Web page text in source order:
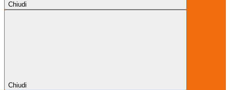
Chiudi
Chiudi